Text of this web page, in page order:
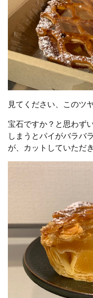
見てください、このツ
宝石ですか？と思わず
しまうとパイがバラバ
が、カットしていただ